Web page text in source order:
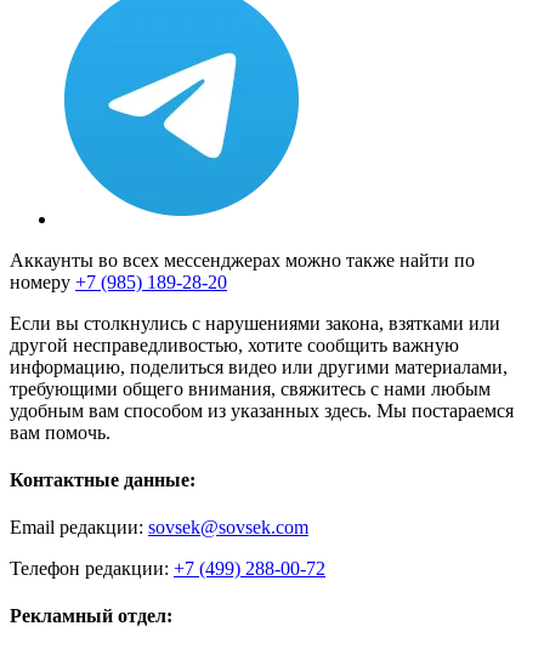
Аккаунты во всех мессенджерах можно также найти по
номеру +7 (985) 189-28-20
Если вы столкнулись с нарушениями закона, взятками или
другой несправедливостью, хотите сообщить важную
информацию, поделиться видео или другими материалами,
требующими общего внимания, свяжитесь с нами любым
удобным вам способом из указанных здесь. Мы постараемся
вам помочь.
Контактные данные:
Email редакции: sovsek@sovsek.com
Телефон редакции: +7 (499) 288-00-72
Рекламный отдел: